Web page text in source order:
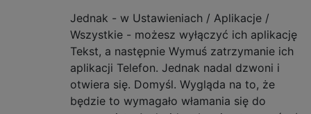
Jednak - w Ustawieniach / Aplikacje /
Wszystkie - możesz wyłączyć ich aplikację
Tekst, a następnie Wymuś zatrzymanie ich
aplikacji Telefon. Jednak nadal dzwoni i
otwiera się. Domyśl. Wygląda na to, że
będzie to wymagało włamania się do